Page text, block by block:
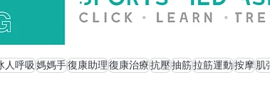
人呼吸媽媽手復康助理復康治療抗壓抽筋拉筋運動按摩肌